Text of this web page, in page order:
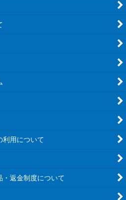
利用について
・返金制度について